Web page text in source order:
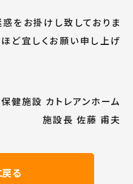
をお掛けし致しておりま
ど宜しくお願い申し上げ
健施設 カトレアンホーム
施設長 佐藤 甫夫
る